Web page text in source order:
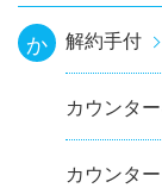
か 解約手付
カウンタ
カウンタ